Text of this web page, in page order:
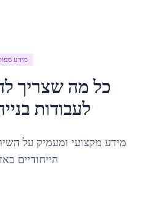
מידע
כל מה שצריך
לעבודות
מידע מקצועי ומעמיק על
הייחודיים